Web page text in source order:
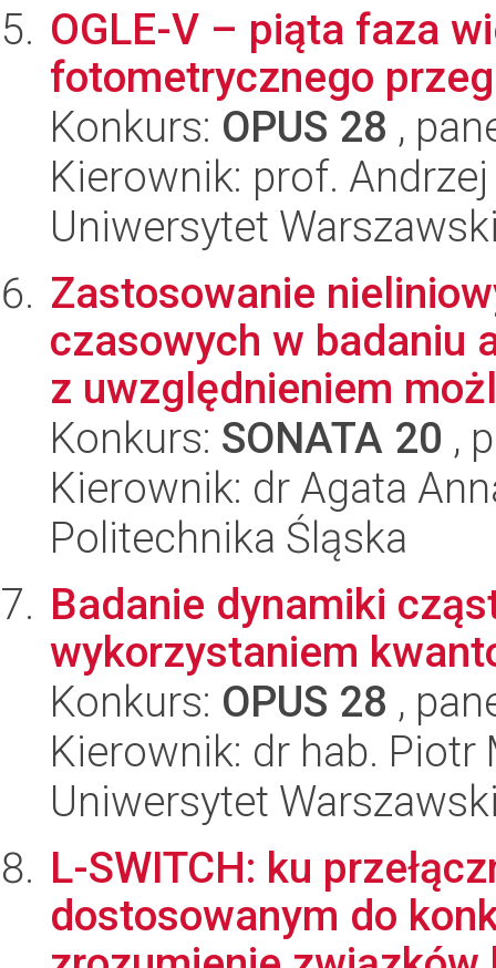
OGLE-V – piąta faza
fotometrycznego
Konkurs: OPUS 28 ,
Kierownik: prof.
Uniwersytet
Zastosowanie
czasowych w badaniu
z uwzględnieniem
Konkurs: SONATA 20 ,
Kierownik: dr Agata
Politechnika Śląska
Badanie dynamiki
wykorzystaniem
Konkurs: OPUS 28 ,
Kierownik: dr hab. Piotr
Uniwersytet
L-SWITCH: ku
dostosowanym do